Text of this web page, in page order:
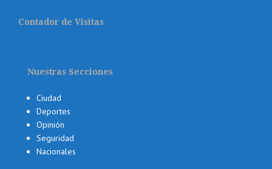
Contador de Visitas
Nuestras Secciones
Ciudad
Deportes
Opinión
Seguridad
Nacionales